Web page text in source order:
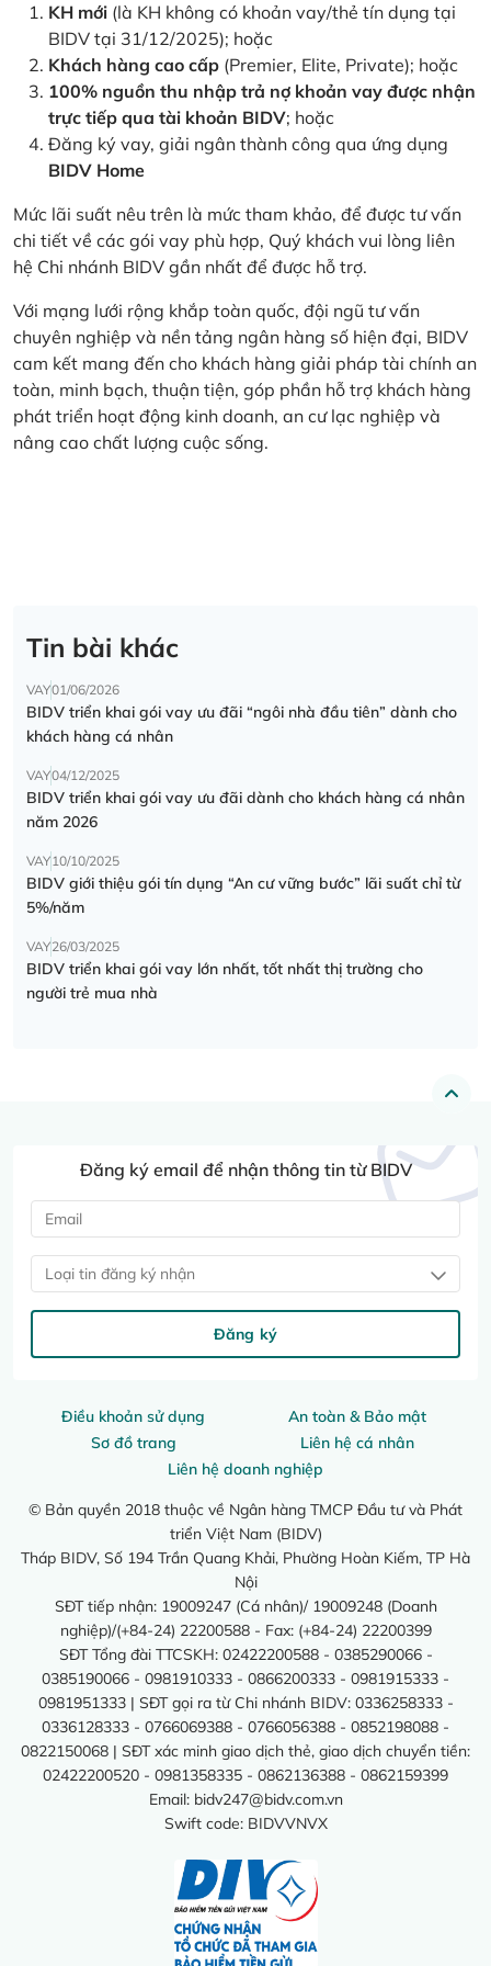
KH mới (là KH không có khoản vay/thẻ tín dụng tại
BIDV tại 31/12/2025); hoặc
Khách hàng cao cấp (Premier, Elite, Private); hoặc
100% nguồn thu nhập trả nợ khoản vay được nhận
trực tiếp qua tài khoản BIDV; hoặc
Đăng ký vay, giải ngân thành công qua ứng dụng
BIDV Home
Mức lãi suất nêu trên là mức tham khảo, để được tư vấn
chi tiết về các gói vay phù hợp, Quý khách vui lòng liên
hệ Chi nhánh BIDV gần nhất để được hỗ trợ.
Với mạng lưới rộng khắp toàn quốc, đội ngũ tư vấn
chuyên nghiệp và nền tảng ngân hàng số hiện đại, BIDV
cam kết mang đến cho khách hàng giải pháp tài chính an
toàn, minh bạch, thuận tiện, góp phần hỗ trợ khách hàng
phát triển hoạt động kinh doanh, an cư lạc nghiệp và
nâng cao chất lượng cuộc sống.
Tin bài khác
VAY01/06/2026
BIDV triển khai gói vay ưu đãi “ngôi nhà đầu tiên” dành cho
khách hàng cá nhân
VAY04/12/2025
BIDV triển khai gói vay ưu đãi dành cho khách hàng cá nhân
năm 2026
VAY10/10/2025
BIDV giới thiệu gói tín dụng “An cư vững bước” lãi suất chỉ từ
5%/năm
VAY26/03/2025
BIDV triển khai gói vay lớn nhất, tốt nhất thị trường cho
người trẻ mua nhà
Điều khoản sử dụng
An toàn & Bảo mật
Sơ đồ trang
Liên hệ cá nhân
Liên hệ doanh nghiệp
© Bản quyền 2018 thuộc về Ngân hàng TMCP Đầu tư và Phát
triển Việt Nam (BIDV)
Tháp BIDV, Số 194 Trần Quang Khải, Phường Hoàn Kiếm, TP Hà
Nội
SĐT tiếp nhận: 19009247 (Cá nhân)/ 19009248 (Doanh
nghiệp)/(+84-24) 22200588 - Fax: (+84-24) 22200399
SĐT Tổng đài TTCSKH: 02422200588 - 0385290066 -
0385190066 - 0981910333 - 0866200333 - 0981915333 -
0981951333 | SĐT gọi ra từ Chi nhánh BIDV: 0336258333 -
0336128333 - 0766069388 - 0766056388 - 0852198088 -
0822150068 | SĐT xác minh giao dịch thẻ, giao dịch chuyển tiền:
02422200520 - 0981358335 - 0862136388 - 0862159399
Email: bidv247@bidv.com.vn
Swift code: BIDVVNVX
Đăng ký email để nhận thông tin từ BIDV
Loại tin đăng ký nhận
Đăng ký